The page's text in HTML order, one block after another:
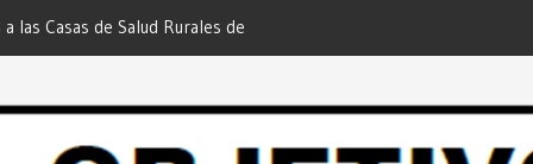
las Casas de Salud Rurales de
“El Objetivo Regional”.
en Bailes Populares y Eventos
Redacción “El Objetivo Regional”.